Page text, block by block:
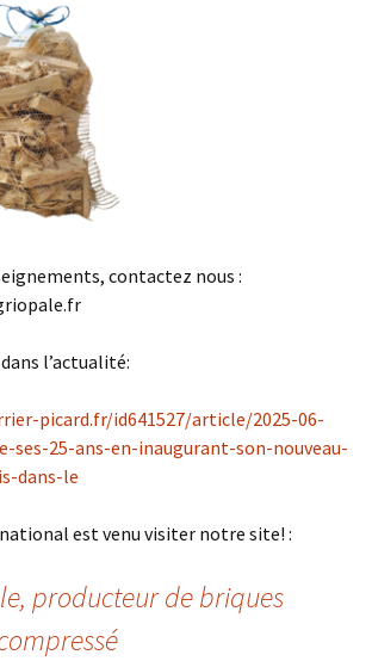
contactez nous :
l’actualité:
picard.fr/id641527/article/2025-06-
ses-25-ans-en-inaugurant-son-nouveau-
dans-le
est venu visiter notre site! :
producteur de briques